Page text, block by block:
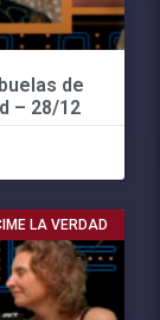
de
– 28/12
LA VERDAD